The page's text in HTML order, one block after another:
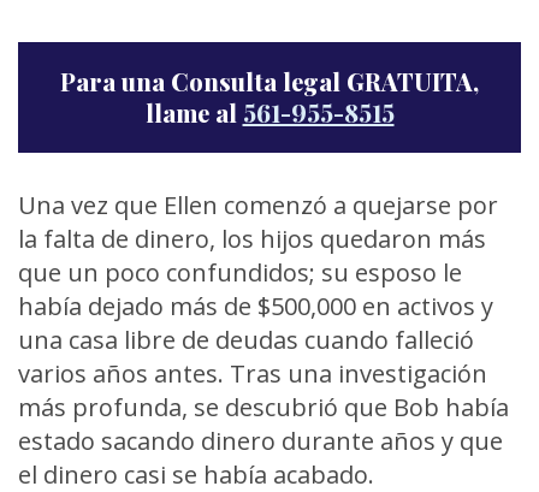
Para una Consulta legal GRATUITA,
llame al 561-955-8515
Una vez que Ellen comenzó a quejarse por
la falta de dinero, los hijos quedaron más
que un poco confundidos; su esposo le
había dejado más de $500,000 en activos y
una casa libre de deudas cuando falleció
varios años antes. Tras una investigación
más profunda, se descubrió que Bob había
estado sacando dinero durante años y que
el dinero casi se había acabado.